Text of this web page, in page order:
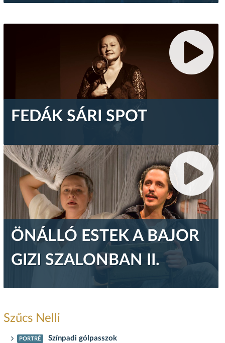
FEDÁK SÁRI SPOT
ÖNÁLLÓ ESTEK A BAJOR
GIZI SZALONBAN II.
Szűcs Nelli
PORTRÉ Színpadi gólpasszok